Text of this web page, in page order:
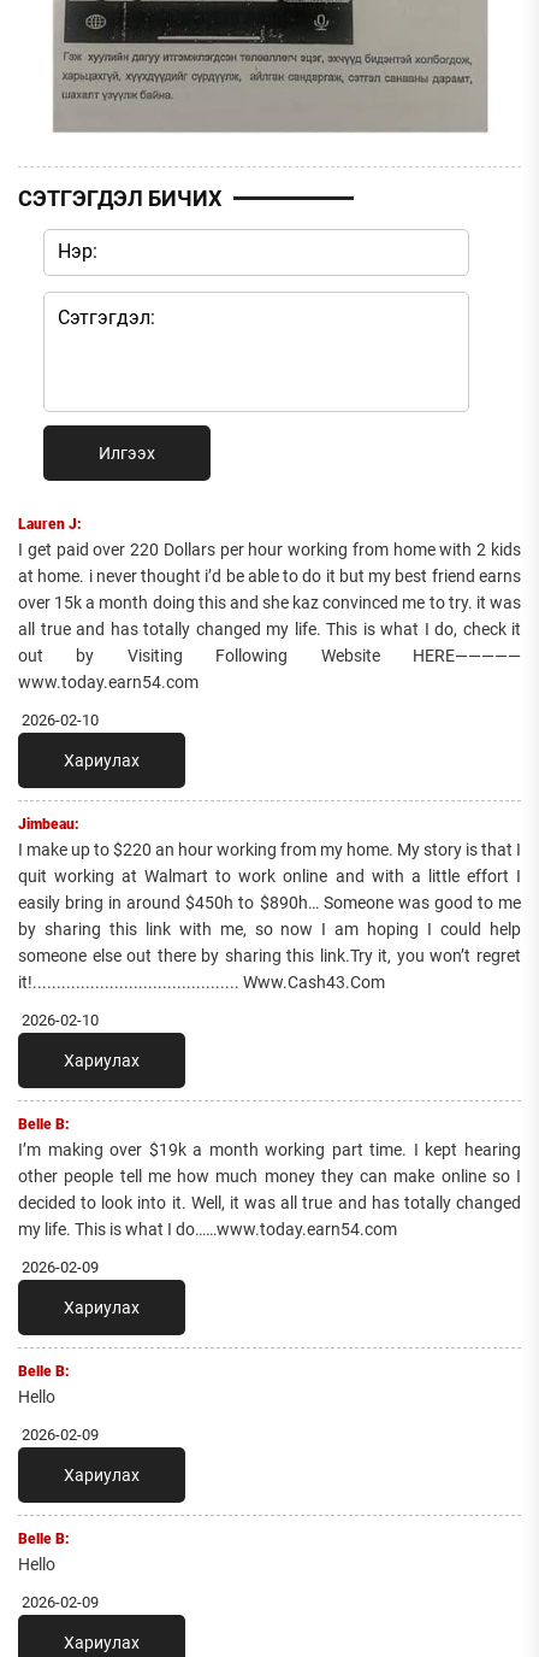
СЭТГЭГДЭЛ БИЧИХ
Илгээх
Lauren J:
I get paid over 220 Dollars per hour working from home with 2 kids
at home. i never thought i’d be able to do it but my best friend earns
over 15k a month doing this and she kaz convinced me to try. it was
all true and has totally changed my life. This is what I do, check it
out by Visiting Following Website HERE—————
www.today.earn54.com
2026-02-10
Хариулах
Jimbeau:
I make up to $220 an hour working from my home. My story is that I
quit working at Walmart to work online and with a little effort I
easily bring in around $450h to $890h… Someone was good to me
by sharing this link with me, so now I am hoping I could help
someone else out there by sharing this link.Try it, you won’t regret
it!........................................... Www.Cash43.Com
2026-02-10
Хариулах
Belle B:
I’m making over $19k a month working part time. I kept hearing
other people tell me how much money they can make online so I
decided to look into it. Well, it was all true and has totally changed
my life. This is what I do……www.today.earn54.com
2026-02-09
Хариулах
Belle B:
Hello
2026-02-09
Хариулах
Belle B:
Hello
2026-02-09
Хариулах